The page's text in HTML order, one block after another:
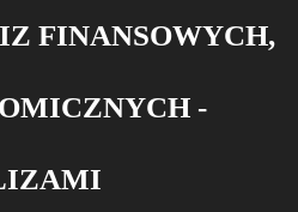
FINANSOWYCH,
-